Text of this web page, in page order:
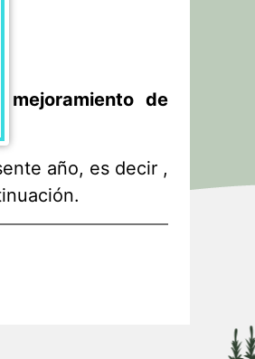
de
año, es decir ,